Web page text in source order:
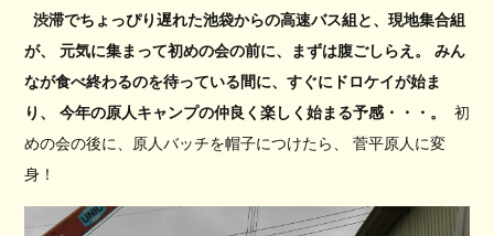
渋滞でちょっぴり遅れた池袋からの高速バス組と、現地集合組
が、 元気に集まって初めの会の前に、まずは腹ごしらえ。 みん
なが食べ終わるのを待っている間に、すぐにドロケイが始ま
り、 今年の原人キャンプの仲良く楽しく始まる予感・・・。
初
めの会の後に、原人バッチを帽子につけたら、 菅平原人に変
身！